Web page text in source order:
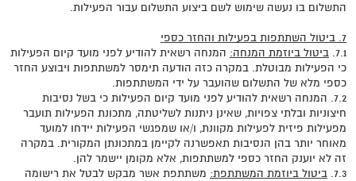
התשלום בו נעשה שימוש לשם ביצוע התשלום עבור הפעילות.
7. ביטול השתתפות בפעילות והחזר כספי
7.1. ביטול ביוזמת המנחה: המנחה רשאית להודיע לפני מועד קיום הפעילות
כי הפעילות מבוטלת. במקרה כזה הודעה תימסר למשתתפות ויבוצע החזר
כספי מלא של התשלום שהועבר על ידי המשתתפות.
7.2. המנחה רשאית להודיע לפני מועד קיום הפעילות כי בשל נסיבות
חיצוניות ובלתי צפויות, שאינן ניתנות לשליטתה, מתכונת הפעילות תועבר
מפעילות פיזית לפעילות מקוונת, ו/או שמפגשי הפעילות יידחו למועד
מאוחר יותר בהן הנסיבות תאפשרנה לקיימן במתכונתן המקורית. במקרה
זה לא יוענק החזר כספי למשתתפות, אלא מקומן יישמר להן.
7.3. ביטול ביוזמת המשתתפת: משתתפת אשר מבקש לבטל את רישומה